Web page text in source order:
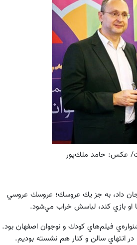
عكس: حامد ملك‌پور
داد، به جز يك عروسك؛ عروسك عروسي
او بازي كند، لباسش خراب مي‌شود.
فيلم‌هاي كودك و نوجوان اصفهان بود.
انتهاي سالن و كنار هم نشسته بوديم.